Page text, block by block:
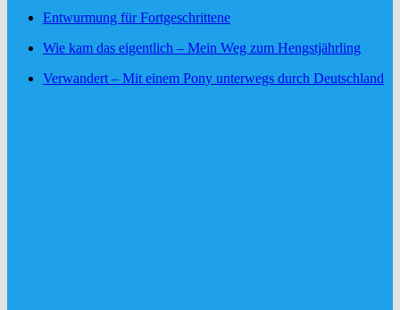
Entwurmung für Fortgeschrittene
Wie kam das eigentlich – Mein Weg zum Hengstjährling
Verwandert – Mit einem Pony unterwegs durch Deutschland